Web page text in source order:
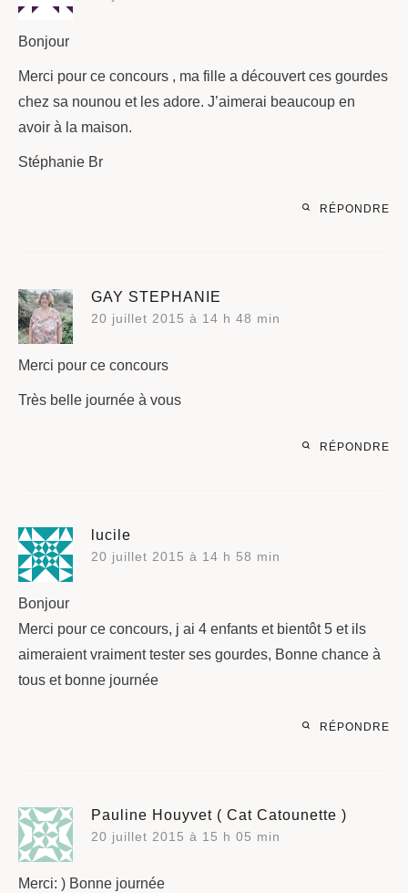
Bonjour
Merci pour ce concours , ma fille a découvert ces gourdes
chez sa nounou et les adore. J’aimerai beaucoup en
avoir à la maison.
Stéphanie Br
RÉPONDRE
GAY STEPHANIE
20 juillet 2015 à 14 h 48 min
Merci pour ce concours
Très belle journée à vous
RÉPONDRE
lucile
20 juillet 2015 à 14 h 58 min
Bonjour
Merci pour ce concours, j ai 4 enfants et bientôt 5 et ils
aimeraient vraiment tester ses gourdes, Bonne chance à
tous et bonne journée
RÉPONDRE
Pauline Houyvet ( Cat Catounette )
20 juillet 2015 à 15 h 05 min
Merci: ) Bonne journée